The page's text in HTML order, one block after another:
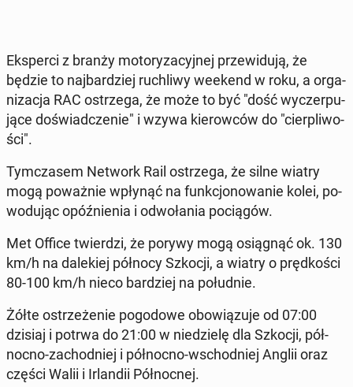
Eks­per­ci z branży mo­to­ry­za­cyj­nej prze­wi­du­ją, że
będzie to naj­bar­dziej ru­chli­wy weekend w roku, a or­ga­
ni­za­cja RAC ostrze­ga, że może to być "dość wy­czer­pu­
ją­ce do­świad­cze­nie" i wzywa kie­row­ców do "cier­pli­wo­
ści".
Tym­cza­sem Network Rail ostrze­ga, że silne wiatry
mogą po­waż­nie wpłynąć na funk­cjo­no­wa­nie kolei, po­
wo­du­jąc opóź­nie­nia i od­wo­ła­nia po­cią­gów.
Met Office twier­dzi, że porywy mogą osią­gnąć ok. 130
km/h na da­le­kiej północy Szkocji, a wiatry o pręd­ko­ści
80-100 km/h nieco bar­dziej na po­łu­dnie.
Żółte ostrze­że­nie po­go­do­we obo­wią­zu­je od 07:00
dzisiaj i potrwa do 21:00 w nie­dzie­lę dla Szkocji, pół­
noc­no-za­chod­niej i pół­noc­no-wschod­niej Anglii oraz
części Walii i Ir­lan­dii Pół­noc­nej.